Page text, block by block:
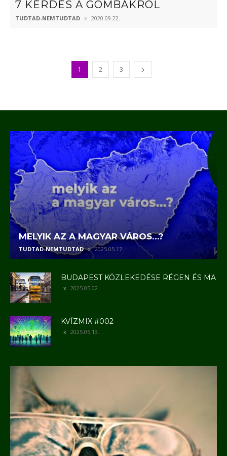
7 KÉRDÉS A GOMBÁKRÓL
TUDTAD-NEMTUDTAD 2020.09.22.
1 2 3
MELYIK AZ A MAGYAR VÁROS…?
TUDTAD-NEMTUDTAD 2025.05.17.
BUDAPEST KÖZLEKEDÉSE RÉGEN ÉS MA
2025.05.02.
KVÍZMIX #002
2025.05.13.